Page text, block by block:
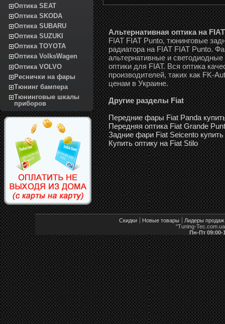
Оптика SEAT
Оптика SKODA
Оптика SUBARU
Оптика SUZUKI
Оптика TOYOTA
Оптика VolksWagen
Оптика VOLVO
Реснички на фары
Тюнинг бампера
Тюнинговые шкалы
приборов
Альтернативная оптика на
FIAT FIAT Punto, тюнинговые
радиатора на FIAT FIAT Punto.
альтернативные и
оптики для FIAT. Вся оптика
производителей, таких как FK-
ценам в Украине.
Другие разделы Fiat
Передние фары Fiat Panda
Передняя оптика Fiat Grande
Задние фари Fiat Seicento купить
Купить оптику на Fiat Stilo
Скидки Новые товары
Лидеры продаж
"Tuning-
Пн-Пт 09:00-